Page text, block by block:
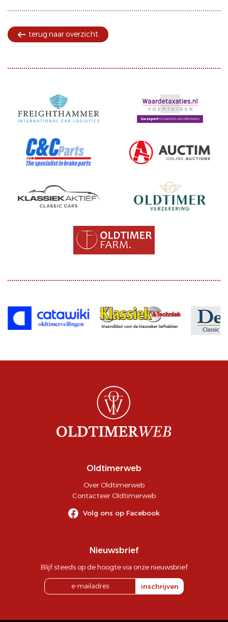
terug naar overzicht
Oldtimerweb
Over Oldtimerweb
Contacteer Oldtimerweb
Volg ons op Facebook
Nieuwsbrief
Blijf steeds op de hoogte via onze nieuwsbrief
inschrijven